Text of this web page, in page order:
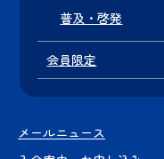
普及・啓発
会員限定
メールニュース